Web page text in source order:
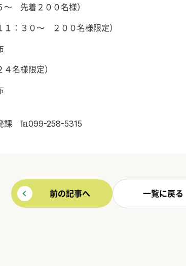
～ 先着２００名様）
１：３０～ ２００名様限定）
名様限定）
課 ℡099-258-5315
前の記事へ 一覧に戻る